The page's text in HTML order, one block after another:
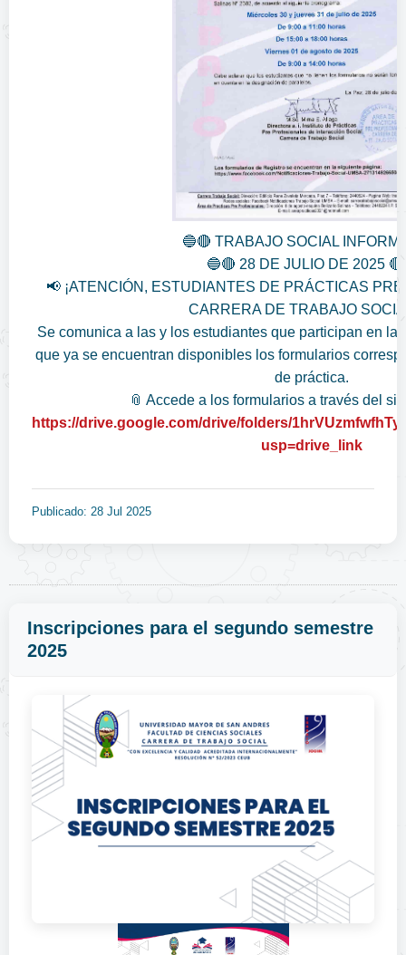
🔵🔴 TRABAJO SOCIAL
🔵🔴 28 DE JULIO DE 2025
📢 ¡ATENCIÓN, ESTUDIANTES DE PRÁCTICAS
CARRERA DE TRABAJO
Se comunica a las y los estudiantes que participan en
que ya se encuentran disponibles los formularios
de práctica.
📎 Accede a los formularios a través del
https://drive.google.com/drive/folders/
usp=drive_link
Publicado: 28 Jul 2025
Inscripciones para el segundo semestre
2025